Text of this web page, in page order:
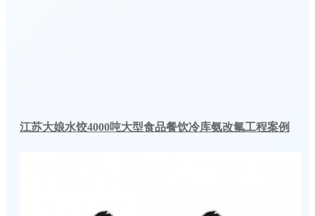
江苏大娘水饺4000吨大型食品餐饮冷库氨改氟工程案例